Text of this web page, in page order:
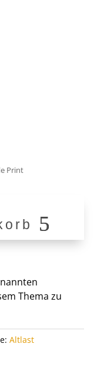
Print
Thema zu
Altlast